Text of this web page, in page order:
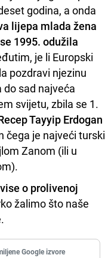
godina, a onda
lijepa mlada žena
1995. odužila
je li Europski
pozdravi njezinu
do sad najveća
svijetu, zbila se 1.
Tayyip Erdogan
čega je najveći turski
Zanom (ili u
o prolivenoj
žalimo što naše
Google izvore